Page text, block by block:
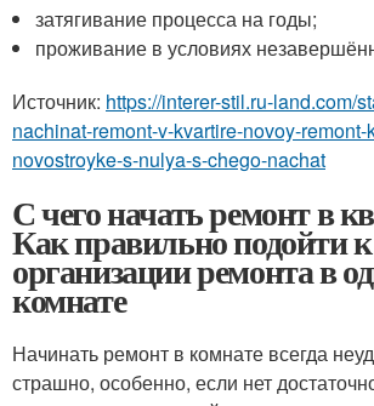
затягивание процесса на годы;
проживание в условиях
Источник: https://interer-stil.ru-land.com/
nachinat-remont-v-kvartire-novoy-remont-
novostroyke-s-nulya-s-chego-nachat
С чего начать ремонт в
Как правильно подойти к
организации ремонта в
комнате
Начинать ремонт в комнате всегда
страшно, особенно, если нет